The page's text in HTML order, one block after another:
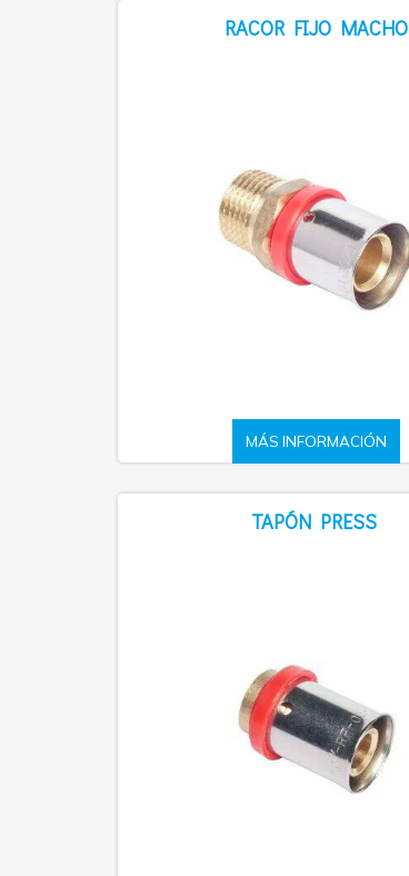
RACOR FIJO MACHO
MÁS INFORMACIÓN
TAPÓN PRESS